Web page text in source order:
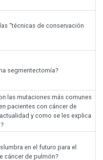
“técnicas de conservación
segmentectomía?
las mutaciones más comunes
pacientes con cáncer de
y como se les explica
en el futuro para el
cáncer de pulmón?